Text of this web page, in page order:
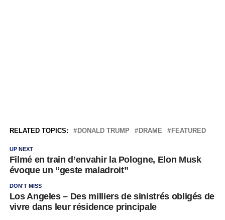
RELATED TOPICS: DONALD TRUMP DRAME FEATURED
UP NEXT
Filmé en train d’envahir la Pologne, Elon Musk
évoque un “geste maladroit”
DON'T MISS
Los Angeles – Des milliers de sinistrés obligés de
vivre dans leur résidence principale